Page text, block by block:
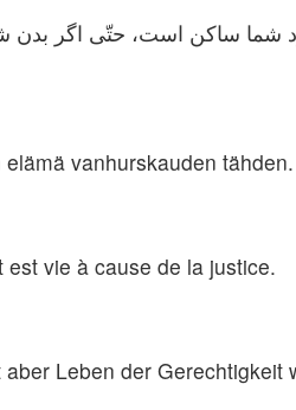
شما ساكن است، حتّی اگر بدن
vanhurskauden tähden.
vie à cause de la justice.
Leben der Gerechtigkeit